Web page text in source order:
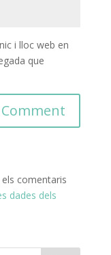
i lloc web en
que
comentaris
dades dels